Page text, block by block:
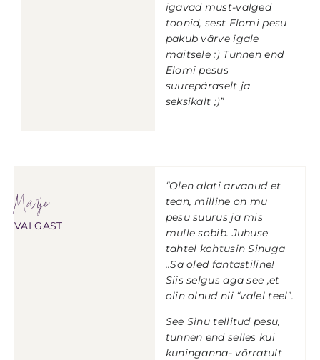
igavad must-valged
toonid, sest Elomi pesu
pakub värve igale
maitsele :) Tunnen end
Elomi pesus
suurepäraselt ja
seksikalt ;)”
Marje
VALGAST
“Olen alati arvanud et
tean, milline on mu
pesu suurus ja mis
mulle sobib. Juhuse
tahtel kohtusin Sinuga
..Sa oled fantastiline!
Siis selgus aga see ,et
olin olnud nii “valel teel”.
See Sinu tellitud pesu,
tunnen end selles kui
kuninganna- võrratult